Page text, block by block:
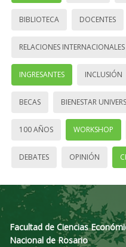
BIBLIOTECA DOCENTES
RELACIONES INTERNACIONALES
INGRESANTES INCLUSIÓN
BECAS BIENESTAR
100 AÑOS WORKSHOP
DEBATES OPINIÓN
Facultad de Ciencias
Nacional de Rosario